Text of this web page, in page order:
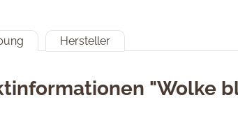
Hersteller
"Wolke